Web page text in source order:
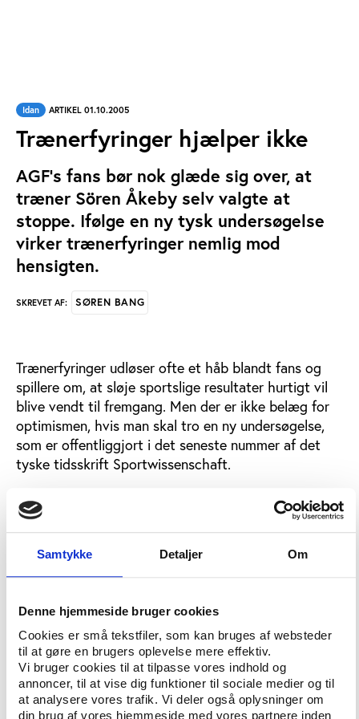
Samtykke Detaljer Om
Denne hjemmeside bruger cookies
Cookies er små tekstfiler, som kan bruges af websteder
til at gøre en brugers oplevelse mere effektiv.
Vi bruger cookies til at tilpasse vores indhold og
annoncer, til at vise dig funktioner til sociale medier og til
at analysere vores trafik. Vi deler også oplysninger om
din brug af vores hjemmeside med vores partnere inden
Idan ARTIKEL 01.10.2005
Trænerfyringer hjælper ikke
AGF's fans bør nok glæde sig over, at
træner Sören Åkeby selv valgte at
stoppe. Ifølge en ny tysk undersøgelse
virker trænerfyringer nemlig mod
hensigten.
SKREVET AF: SØREN BANG
Trænerfyringer udløser ofte et håb blandt fans og
spillere om, at sløje sportslige resultater hurtigt vil
blive vendt til fremgang. Men der er ikke belæg for
optimismen, hvis man skal tro en ny undersøgelse,
som er offentliggjort i det seneste nummer af det
tyske tidsskrift Sportwissenschaft.
Her er konklusionen den stik modsatte. De sportlige
problemer forstærkes alt andet lige i klubber, som
tager afsked med deres træner midt i sæsonen. En
trænerfyring i Bundesligaen koster således yderligere
fem turneringspoint i gennemsnit, skønner Bernd
fra statistiske beregninger af alle Bundesliga-
klubbers præstationer i perioden 1981-2003.
Uklare årsager
Beregningerne kan ikke afdække de dybere årsager